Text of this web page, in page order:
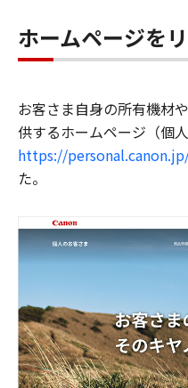
ホームページを
お客さま自身の所有機材
供するホームページ（個
https://
た。